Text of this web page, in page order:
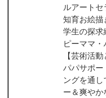
ルアート
知育お絵
学生の探
ピーママ
【芸術活
パパサポー
ングを通
ー＆爽やか